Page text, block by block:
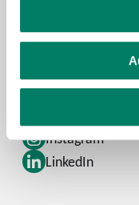
Facebook
Instagram
LinkedIn
Schlaue